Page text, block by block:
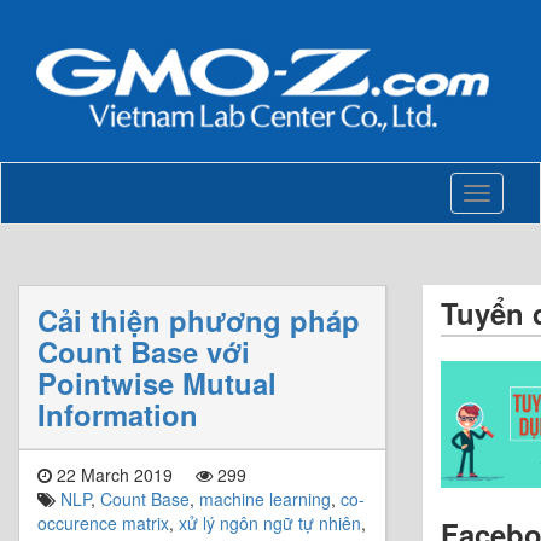
Toggle
Cải thiện phương pháp
Count Base với
Pointwise Mutual
Information
22 March 2019
299
NLP, Count Base, machine learning, co-
occurence matrix, xử lý ngôn ngữ tự nhiên,
Tuyển